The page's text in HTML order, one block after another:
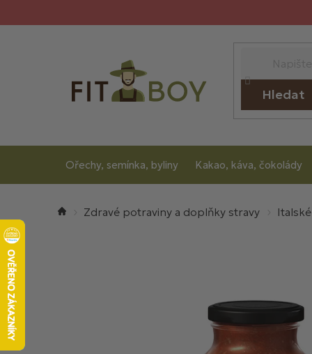
Hledat
Ořechy, semínka, byliny Kakao, káva, čokolády
Domů Zdravé potraviny a doplňky stravy